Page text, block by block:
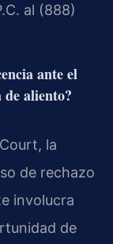
al (888)
ante el
aliento?
la
de rechazo
involucra
de